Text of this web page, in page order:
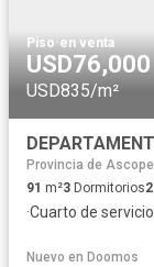
Piso·en venta
USD76,000
USD835/m²
Provincia de Ascope
91 m²3 Dormitorios2
·Cuarto de servicio
Nuevo en Doomos